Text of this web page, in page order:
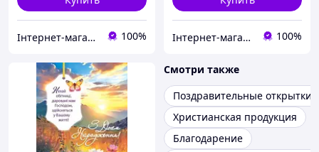
Інтернет-магазин Християнської книги 100% Інтернет-магазин Християнської книги 100%
Смотри также
Поздравительные открытки
Христианская продукция
Благодарение